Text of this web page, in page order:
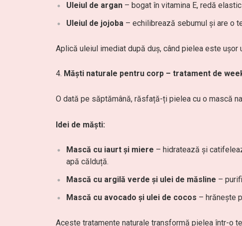
Uleiul de argan – bogat în vitamina E, redă
Uleiul de jojoba – echilibrează sebumul și are o
Aplică uleiul imediat după duș, când pielea este ușor
Măști naturale pentru corp – tratament de
O dată pe săptămână, răsfață-ți pielea cu o mască
Idei de măști:
Mască cu iaurt și miere – hidratează și
apă călduță.
Mască cu argilă verde și ulei de măsline –
Mască cu avocado și ulei de cocos – hrănește
Aceste tratamente naturale transformă pielea într-o